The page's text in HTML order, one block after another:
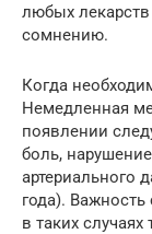
любых
сомнению.
Когда
Немедленная
появлении
боль,
артериального
года).
в таких